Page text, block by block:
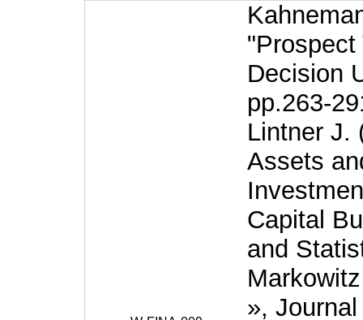
Decision
pp.263-
Lintner J.
Assets
Capital
and
»,